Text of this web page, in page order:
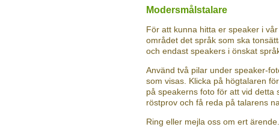
Modersmålstalare
För att kunna hitta er speaker i
området det språk som ska
och endast speakers i önskat
Använd två pilar under speaker-
som visas. Klicka på högtalaren
på speakerns foto för att vid detta
röstprov och få reda på talarens
Ring eller mejla oss om ert